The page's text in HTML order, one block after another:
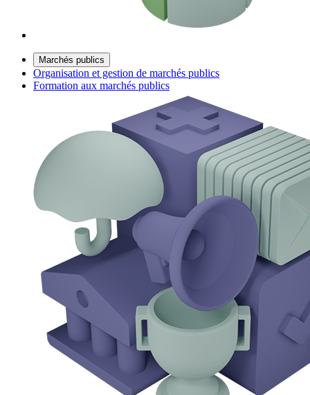
Marchés publics
Organisation et gestion de marchés publics
Formation aux marchés publics